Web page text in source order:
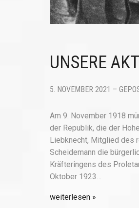
UNSERE
5. NOVEMBER 2021 –
Am 9. November 1918
der Republik, die der
Liebknecht, Mitglied des
Scheidemann die
Kräfteringens des
Oktober 1923…
weiterlesen